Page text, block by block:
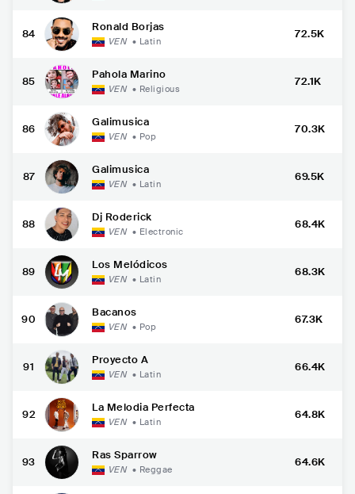
84
Ronald Borjas
VEN • Latin
72.5K
85
Pahola Marino
VEN • Religious
72.1K
86
Galimusica
VEN • Pop
70.3K
87
Galimusica
VEN • Latin
69.5K
88
Dj Roderick
VEN • Electronic
68.4K
89
Los Melódicos
VEN • Latin
68.3K
90
Bacanos
VEN • Pop
67.3K
91
Proyecto A
VEN • Latin
66.4K
92
La Melodia Perfecta
VEN • Latin
64.8K
93
Ras Sparrow
VEN • Reggae
64.6K